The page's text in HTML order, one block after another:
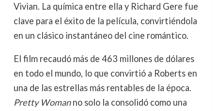
Vivian. La química entre ella y Richard Gere fue
clave para el éxito de la película, convirtiéndola
en un clásico instantáneo del cine romántico.
El film recaudó más de 463 millones de dólares
en todo el mundo, lo que convirtió a Roberts en
una de las estrellas más rentables de la época.
Pretty Womanno solo la consolidó como una